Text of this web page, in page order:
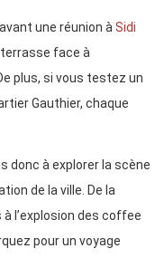
une réunion àSidi
face à
plus, si vous testez un
Gauthier, chaque
donc à explorer la scène
de la ville. De la
l’explosion des coffee
pour un voyage